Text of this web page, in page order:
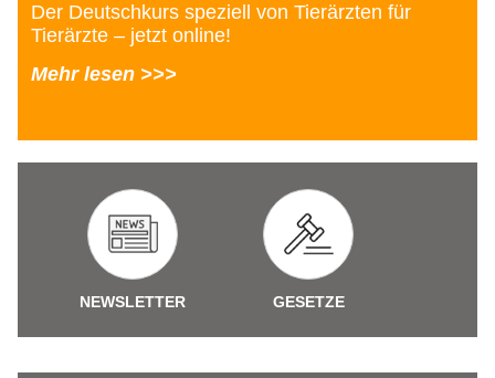
Der Deutschkurs speziell von Tierärzten für
Tierärzte – jetzt online!
Mehr lesen >>>
NEWSLETTER GESETZE